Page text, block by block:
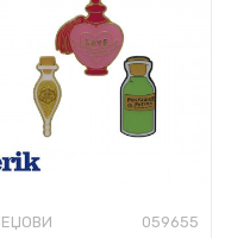
059655